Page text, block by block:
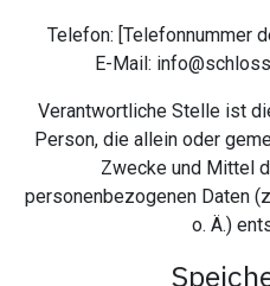
Telefon: [Telefonnummer
E-Mail:
Verantwortliche Stelle ist
Person, die allein oder
Zwecke und Mittel
personenbezogenen Daten
o. Ä.)